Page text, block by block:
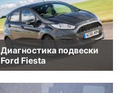
Диагностика подвески
Ford Fiesta